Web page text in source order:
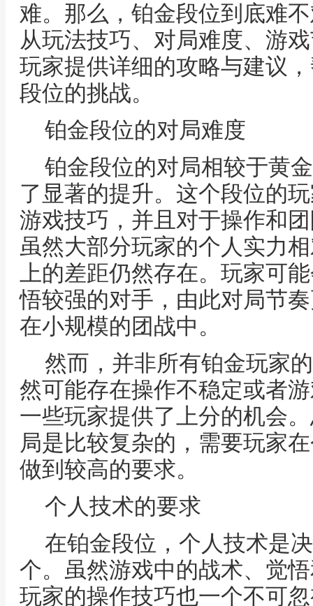
难。那么，铂金段位到底难
从玩法技巧、对局难度、游
玩家提供详细的攻略与建议
段位的挑战。
铂金段位的对局难度
铂金段位的对局相较于黄
了显著的提升。这个段位的
游戏技巧，并且对于操作和
虽然大部分玩家的个人实力
上的差距仍然存在。玩家可
悟较强的对手，由此对局节
在小规模的团战中。
然而，并非所有铂金玩家
然可能存在操作不稳定或者
一些玩家提供了上分的机会
局是比较复杂的，需要玩家
做到较高的要求。
个人技术的要求
在铂金段位，个人技术是
个。虽然游戏中的战术、觉
玩家的操作技巧也一个不可